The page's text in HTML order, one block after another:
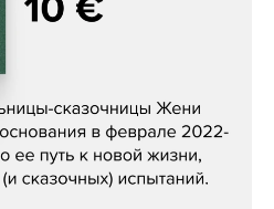
«(Не) о войне»